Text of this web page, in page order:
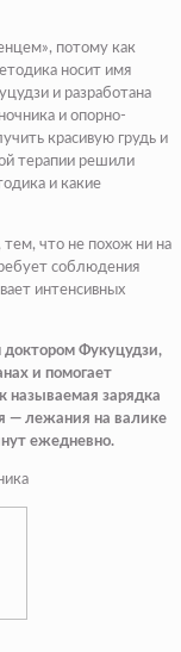
потому как
носит имя
и разработана
и опорно-
красивую грудь и
терапии решили
и какие
что не похож ни на
соблюдения
интенсивных
доктором Фукуцудзи,
и помогает
называемая зарядка
— лежания на валике
ежедневно.